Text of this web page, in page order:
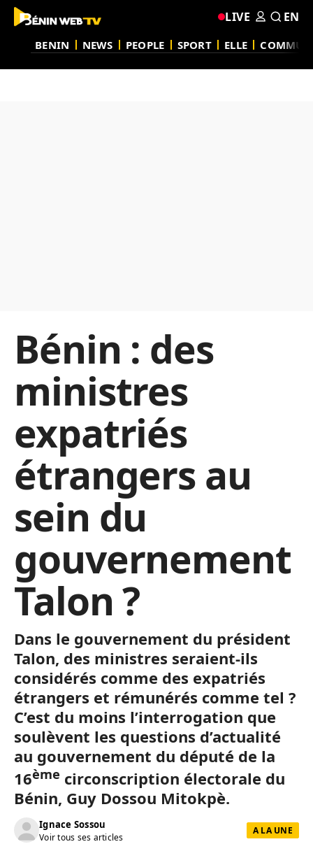
BENIN NEWS PEOPLE SPORT ELLE
LIVE EN
Bénin : des
ministres
expatriés
étrangers au
sein du
gouvernement
Talon ?
Dans le gouvernement du président
Talon, des ministres seraient-ils
considérés comme des expatriés
étrangers et rémunérés comme tel ?
C’est du moins l’interrogation que
soulèvent les questions d’actualité
au gouvernement du député de la
16ème circonscription électorale du
Bénin, Guy Dossou Mitokpè.
Ignace Sossou
Voir tous ses articles
A LA UNE